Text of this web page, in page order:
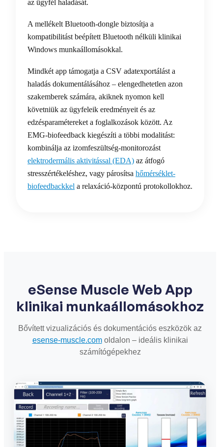
az ügyfél haladását.
A mellékelt Bluetooth-dongle biztosítja a
kompatibilitást beépített Bluetooth nélküli klinikai
Windows munkaállomásokkal.
Mindkét app támogatja a CSV adatexportálást a
haladás dokumentálásához – elengedhetetlen azon
szakemberek számára, akiknek nyomon kell
követniük az ügyfeleik eredményeit és az
edzésparamétereket a foglalkozások között. Az
EMG-biofeedback kiegészíti a többi modalitást:
kombinálja az izomfeszültség-monitorozást
elektrodermális aktivitással (EDA) az átfogó
stresszértékeléshez, vagy párosítsa hőmérséklet-
biofeedbackkel a relaxáció-központú protokollokhoz.
eSense Muscle Web App
klinikai munkaállomásokhoz
Bővített vizualizációs és dokumentációs eszközök az
esense-muscle.comoldalon – ideális klinikai
számítógépekhez